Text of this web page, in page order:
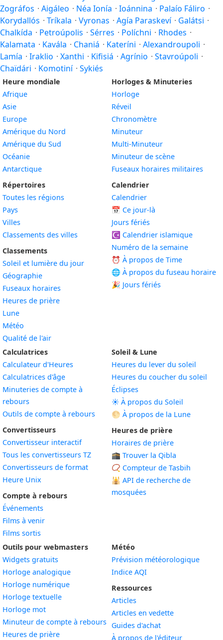
Zográfos · Aigáleo · Néa Ionía · Ioánnina · Palaío Fáliro ·
Korydallós · Tríkala · Vyronas · Agía Paraskeví · Galátsi ·
Chalkída · Petroúpolis · Sérres · Políchni · Rhodes ·
Kalamata · Kavála · Chaniá · Kateríni · Alexandroupoli ·
Lamía · Iraklio · Xanthi · Kifisiá · Agrínio · Stavroúpoli ·
Chaïdári · Komotiní · Sykiés
Heure mondiale
Afrique
Asie
Europe
Amérique du Nord
Amérique du Sud
Océanie
Antarctique
Répertoires
Toutes les régions
Pays
Villes
Classements des villes
Classements
Soleil et lumière du jour
Géographie
Fuseaux horaires
Heures de prière
Lune
Météo
Qualité de l'air
Horloges & Minuteries
Horloge
Réveil
Chronomètre
Minuteur
Multi-Minuteur
Minuteur de scène
Fuseaux horaires militaires
Calendrier
Calendrier
📅 Ce jour-là
Jours fériés
☪️ Calendrier islamique
Numéro de la semaine
⏰ À propos de Time
🌐 À propos du fuseau horaire
🎉 Jours fériés
Calculatrices
Calculateur d'Heures
Calculatrices d'âge
Minuteries de compte à
rebours
Outils de compte à rebours
Convertisseurs
Convertisseur interactif
Tous les convertisseurs TZ
Convertisseurs de format
Heure Unix
Compte à rebours
Événements
Films à venir
Films sortis
Soleil & Lune
Heures du lever du soleil
Heures du coucher du soleil
Éclipses
☀️ À propos du Soleil
🌕 À propos de la Lune
Heures de prière
Horaires de prière
🕋 Trouver la Qibla
📿 Compteur de Tasbih
🕌 API de recherche de
mosquées
Outils pour webmasters
Widgets gratuits
Horloge analogiqueWidget
Horloge numériqueWidget
Horloge textuelleWidget
Horloge motWidget
Minuteur de compte à rebours Widget
Heures de prièreWidget
Météo
Prévision météorologique
Indice AQI
Ressources
Articles
Articles en vedette
Guides d'achat
À propos de l'éditeur